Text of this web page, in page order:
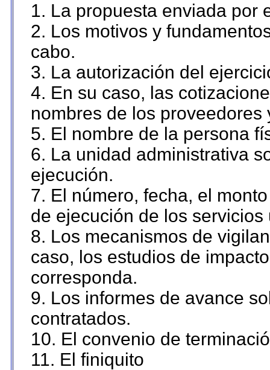
1. La propuesta enviada por
2. Los motivos y
cabo.
3. La autorización del
4. En su caso, las
nombres de los proveedores
5. El nombre de la persona
6. La unidad administrativa
ejecución.
7. El número, fecha, el
de ejecución de los servicios
8. Los mecanismos de
caso, los estudios de
corresponda.
9. Los informes de avance
contratados.
10. El convenio de
11. El finiquito